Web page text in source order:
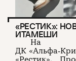
«РЕСТИК»:
ИТАМЕШИ
На
ДК